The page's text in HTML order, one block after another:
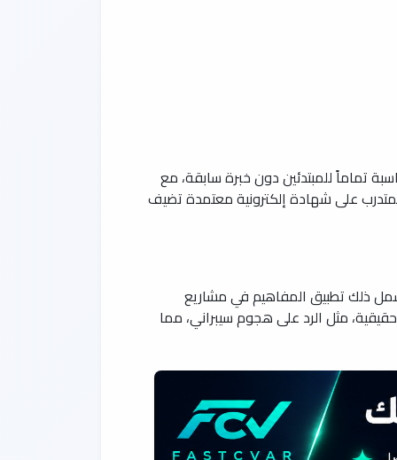
تماماً للمبتدئين دون خبرة سابقة، مع
على شهادة إلكترونية معتمدة تضيف
ذلك تطبيق المفاهيم في مشاريع
مثل الرد على هجوم سيبراني، مما